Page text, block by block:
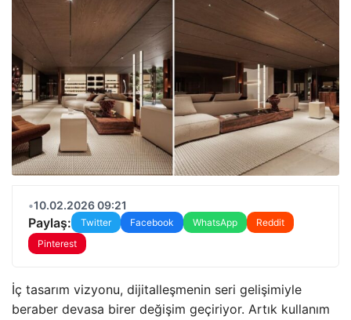
•10.02.2026 09:21
Paylaş: Twitter Facebook WhatsApp
Reddit
Pinterest
İç tasarım vizyonu, dijitalleşmenin seri gelişimiyle
beraber devasa birer değişim geçiriyor. Artık kullanım